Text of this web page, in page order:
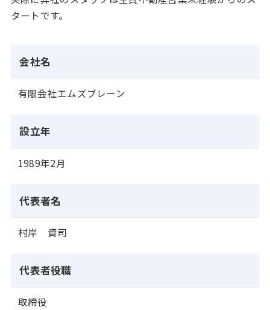
タートです。
会社名
有限会社エムズブレーン
設立年
1989年2月
代表者名
村岸 資司
代表者役職
取締役